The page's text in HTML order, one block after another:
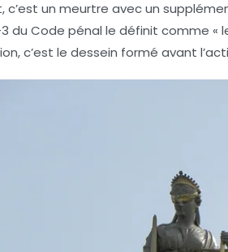
c’est un meurtre avec un
3 du Code pénal le définit comme
c’est le dessein formé avant